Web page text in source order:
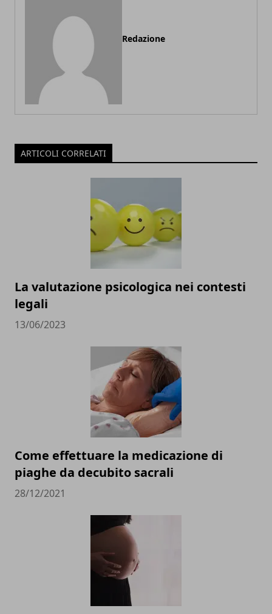
Redazione
ARTICOLI CORRELATI
La valutazione psicologica nei contesti
legali
13/06/2023
Come effettuare la medicazione di
piaghe da decubito sacrali
28/12/2021